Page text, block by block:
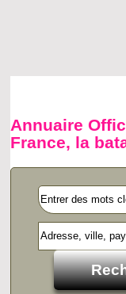
Annuaire
France, la